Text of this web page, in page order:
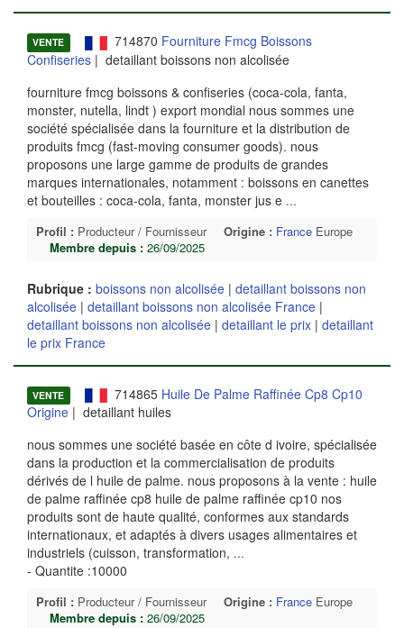
VENTE 714870 Fourniture Fmcg Boissons
Confiseries | detaillant boissons non alcolisée
fourniture fmcg boissons & confiseries (coca-cola, fanta,
monster, nutella, lindt ) export mondial nous sommes une
société spécialisée dans la fourniture et la distribution de
produits fmcg (fast-moving consumer goods). nous
proposons une large gamme de produits de grandes
marques internationales, notamment : boissons en canettes
et bouteilles : coca-cola, fanta, monster jus e ...
Profil : Producteur / Fournisseur Origine : France Europe
Membre depuis : 26/09/2025
Rubrique : boissons non alcolisée | detaillant boissons non
alcolisée | detaillant boissons non alcolisée France |
detaillant boissons non alcolisée | detaillant le prix | detaillant
le prix France
VENTE 714865 Huile De Palme Raffinée Cp8 Cp10
Origine | detaillant huiles
nous sommes une société basée en côte d ivoire, spécialisée
dans la production et la commercialisation de produits
dérivés de l huile de palme. nous proposons à la vente : huile
de palme raffinée cp8 huile de palme raffinée cp10 nos
produits sont de haute qualité, conformes aux standards
internationaux, et adaptés à divers usages alimentaires et
industriels (cuisson, transformation, ...
- Quantite :10000
Profil : Producteur / Fournisseur Origine : France Europe
Membre depuis : 26/09/2025